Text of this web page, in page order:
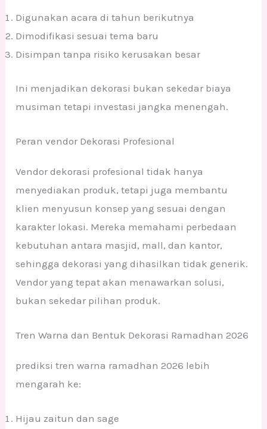
Digunakan acara di tahun berikutnya
Dimodifikasi sesuai tema baru
Disimpan tanpa risiko kerusakan besar
Ini menjadikan dekorasi bukan sekedar biaya
musiman tetapi investasi jangka menengah.
Peran vendor Dekorasi Profesional
Vendor dekorasi profesional tidak hanya
menyediakan produk, tetapi juga membantu
klien menyusun konsep yang sesuai dengan
karakter lokasi. Mereka memahami perbedaan
kebutuhan antara masjid, mall, dan kantor,
sehingga dekorasi yang dihasilkan tidak generik.
Vendor yang tepat akan menawarkan solusi,
bukan sekedar pilihan produk.
Tren Warna dan Bentuk Dekorasi Ramadhan 2026
prediksi tren warna ramadhan 2026 lebih
mengarah ke:
Hijau zaitun dan sage